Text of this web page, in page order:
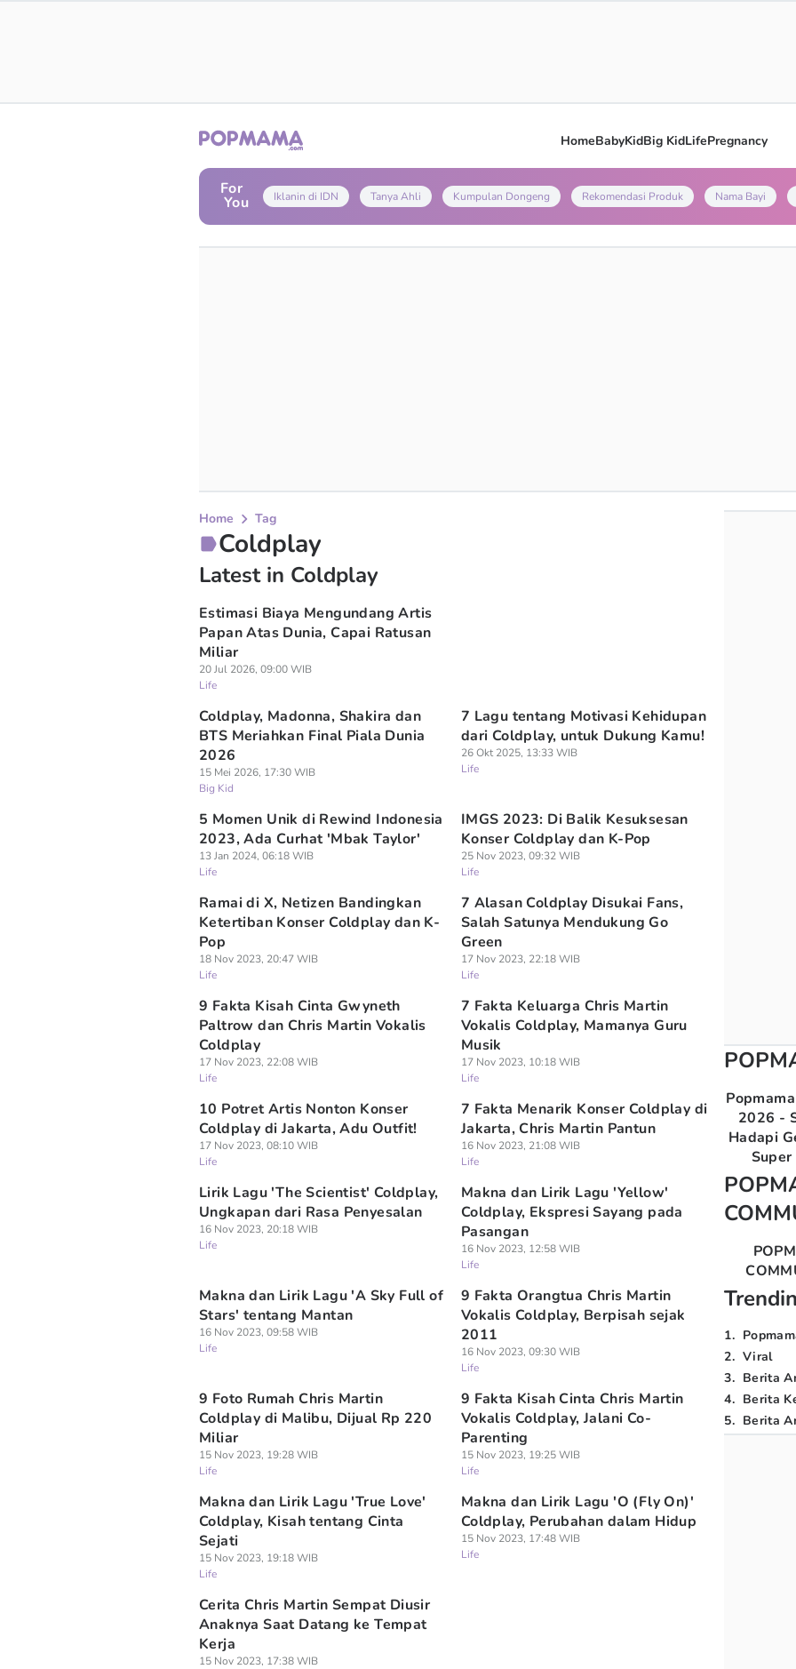
HomeBabyKidBig KidLifePregnancy
For
You Iklanin di IDN Tanya Ahli Kumpulan Dongeng Rekomendasi Produk Nama Bayi
Home Tag
Coldplay
Latest in Coldplay
Estimasi Biaya Mengundang Artis
Papan Atas Dunia, Capai Ratusan
Miliar
20 Jul 2026, 09:00 WIB
Life
Coldplay, Madonna, Shakira dan
BTS Meriahkan Final Piala Dunia
2026
15 Mei 2026, 17:30 WIB
Big Kid
7 Lagu tentang Motivasi Kehidupan
dari Coldplay, untuk Dukung Kamu!
26 Okt 2025, 13:33 WIB
Life
5 Momen Unik di Rewind Indonesia
2023, Ada Curhat 'Mbak Taylor'
13 Jan 2024, 06:18 WIB
Life
IMGS 2023: Di Balik Kesuksesan
Konser Coldplay dan K-Pop
25 Nov 2023, 09:32 WIB
Life
Ramai di X, Netizen Bandingkan
Ketertiban Konser Coldplay dan K-
Pop
18 Nov 2023, 20:47 WIB
Life
7 Alasan Coldplay Disukai Fans,
Salah Satunya Mendukung Go
Green
17 Nov 2023, 22:18 WIB
Life
9 Fakta Kisah Cinta Gwyneth
Paltrow dan Chris Martin Vokalis
Coldplay
17 Nov 2023, 22:08 WIB
Life
7 Fakta Keluarga Chris Martin
Vokalis Coldplay, Mamanya Guru
Musik
17 Nov 2023, 10:18 WIB
Life
10 Potret Artis Nonton Konser
Coldplay di Jakarta, Adu Outfit!
17 Nov 2023, 08:10 WIB
Life
7 Fakta Menarik Konser Coldplay di
Jakarta, Chris Martin Pantun
16 Nov 2023, 21:08 WIB
Life
Lirik Lagu 'The Scientist' Coldplay,
Ungkapan dari Rasa Penyesalan
16 Nov 2023, 20:18 WIB
Life
Makna dan Lirik Lagu 'Yellow'
Coldplay, Ekspresi Sayang pada
Pasangan
16 Nov 2023, 12:58 WIB
Life
Makna dan Lirik Lagu 'A Sky Full of
Stars' tentang Mantan
16 Nov 2023, 09:58 WIB
Life
9 Fakta Orangtua Chris Martin
Vokalis Coldplay, Berpisah sejak
2011
16 Nov 2023, 09:30 WIB
Life
9 Foto Rumah Chris Martin
Coldplay di Malibu, Dijual Rp 220
Miliar
15 Nov 2023, 19:28 WIB
Life
9 Fakta Kisah Cinta Chris Martin
Vokalis Coldplay, Jalani Co-
Parenting
15 Nov 2023, 19:25 WIB
Life
Makna dan Lirik Lagu 'True Love'
Coldplay, Kisah tentang Cinta
Sejati
15 Nov 2023, 19:18 WIB
Life
Makna dan Lirik Lagu 'O (Fly On)'
Coldplay, Perubahan dalam Hidup
15 Nov 2023, 17:48 WIB
Life
Cerita Chris Martin Sempat Diusir
Anaknya Saat Datang ke Tempat
Kerja
15 Nov 2023, 17:38 WIB
2026 -
Hadapi
1.
2. Viral
3. Berita
4. Berita
5. Berita